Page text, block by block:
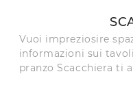
Vuoi impreziosire
informazioni sui
pranzo Scacchiera ti